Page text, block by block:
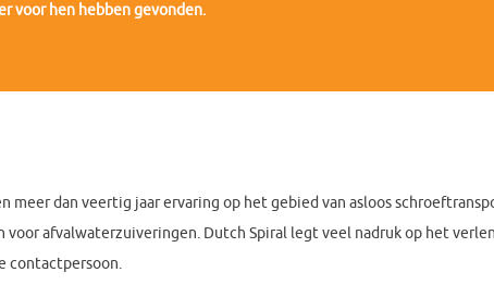
voor hen hebben gevonden.
meer dan veertig jaar ervaring op het gebied van asloos
afvalwaterzuiveringen. Dutch Spiral legt veel nadruk op het
contactpersoon.